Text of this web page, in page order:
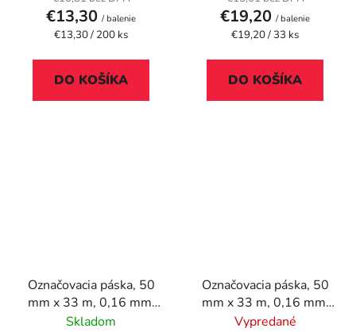
€13,30 / balenie
Jednotková
€13,30 / 200 ks
DO KOŠÍKA
€19,20 / balenie
Jednotková
€19,20 / 33 ks
DO KOŠÍKA
Označovacia páska, 50
mm x 33 m, 0,16 mm,
DURABLE
Skladom
Označovacia páska, 50
mm x 33 m, 0,16 mm,
DURABLE
Vypredané